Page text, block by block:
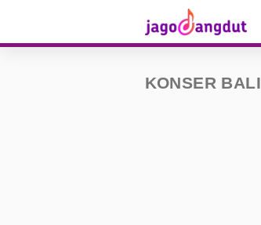
KONSER BALI